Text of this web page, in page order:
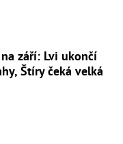
září: Lvi ukončí
Štíry čeká velká